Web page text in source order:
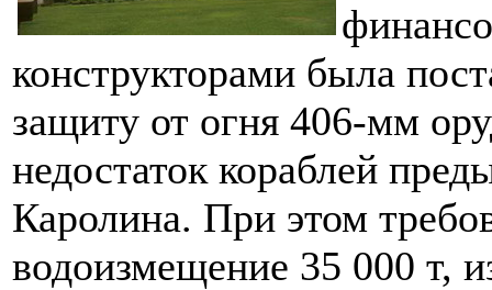
конструкторами была
защиту от огня 406-мм
недостаток кораблей
Каролина. При этом
водоизмещение 35 000 т,